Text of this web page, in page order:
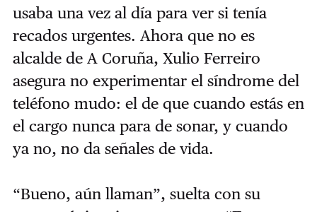
usaba una vez al día para ver si tenía
recados urgentes. Ahora que no es
alcalde de A Coruña, Xulio Ferreiro
asegura no experimentar el síndrome del
teléfono mudo: el de que cuando estás en
el cargo nunca para de sonar, y cuando
ya no, no da señales de vida.
“Bueno, aún llaman”, suelta con su